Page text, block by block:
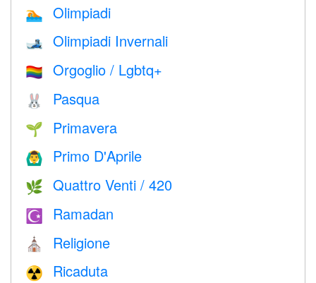
🏊 Olimpiadi
🎿 Olimpiadi Invernali
🏳️‍🌈 Orgoglio / Lgbtq+
🐰 Pasqua
🌱 Primavera
🙆‍♂️ Primo D'Aprile
🌿 Quattro Venti / 420
☪️ Ramadan
⛪️ Religione
☢️ Ricaduta